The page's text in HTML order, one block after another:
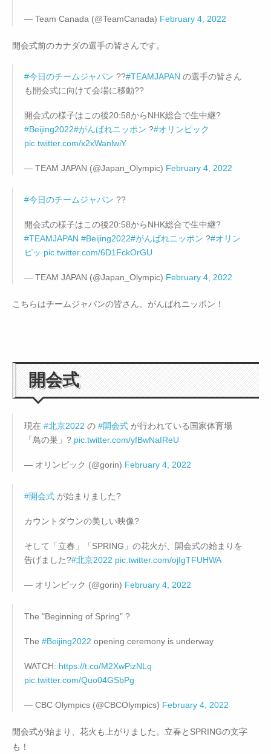
— Team Canada (@TeamCanada) February 4, 2022
開会式前のカナダの選手の皆さんです。
#今日のチームジャパン ??#TEAMJAPAN の選手の皆さん
も開会式に向けて会場に移動??
開会式の様子はこの後20:58からNHK総合で生中継?
#Beijing2022#がんばれニッポン ?#オリンピック
pic.twitter.com/x2xWanlwiY
— TEAM JAPAN (@Japan_Olympic) February 4, 2022
#今日のチームジャパン ??
開会式の様子はこの後20:58からNHK総合で生中継?
#TEAMJAPAN #Beijing2022#がんばれニッポン ?#オリン
ピッ pic.twitter.com/6D1FckOrGU
— TEAM JAPAN (@Japan_Olympic) February 4, 2022
こちらはチームジャパンの皆さん。がんばれニッポン！
開会式
現在 #北京2022 の #開会式 が行われている国家体育場
「鳥の巣」? pic.twitter.com/yfBwNaIReU
— オリンピック (@gorin) February 4, 2022
#開会式 が始まりました?
カウントダウンの美しい映像?
そして「立春」「SPRING」の花火が、開会式の始まりを
告げました?#北京2022 pic.twitter.com/ojIgTFUHWA
— オリンピック (@gorin) February 4, 2022
The "Beginning of Spring" ?
The #Beijing2022 opening ceremony is underway
WATCH: https://t.co/M2XwPizNLq
pic.twitter.com/Quo04GSbPg
— CBC Olympics (@CBCOlympics) February 4, 2022
開会式が始まり、花火も上がりました。立春とSPRINGの文字
も！